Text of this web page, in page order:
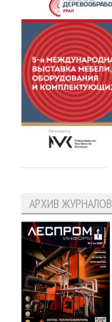
АРХИВ ЖУРНАЛОВ